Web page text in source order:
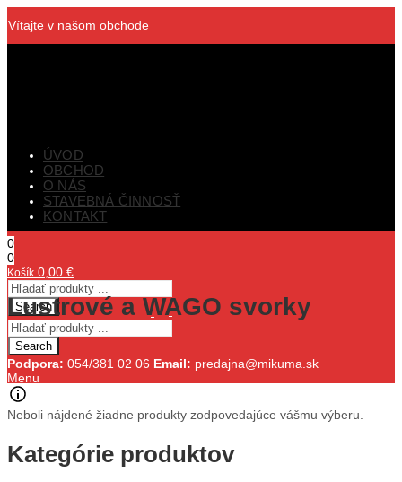
Vítajte v našom obchode
Search
Podpora: 054/381 02 06 Email: predajna@mikuma.sk
Menu
ÚVOD
OBCHOD
O NÁS
STAVEBNÁ ČINNOSŤ
KONTAKT
0
0
Košík 0,00 €
Search
Lustrové a WAGO svorky
Neboli nájdené žiadne produkty zodpovedajúce vášmu výberu.
Kategórie produktov